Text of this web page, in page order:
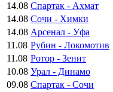
14.08 Спартак - Ахмат
14.08 Сочи - Химки
14.08 Арсенал - Уфа
11.08 Рубин - Локомотив
11.08 Ротор - Зенит
10.08 Урал - Динамо
09.08 Спартак - Сочи